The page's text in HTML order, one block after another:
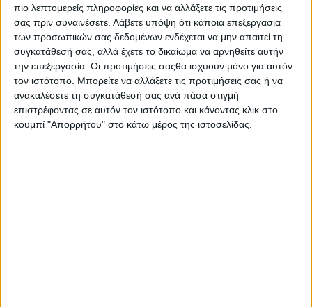
πιο λεπτομερείς πληροφορίες και να αλλάξετε τις προτιμήσεις
σας πριν συναινέσετε. Λάβετε υπόψη ότι κάποια επεξεργασία
των προσωπικών σας δεδομένων ενδέχεται να μην απαιτεί τη
συγκατάθεσή σας, αλλά έχετε το δικαίωμα να αρνηθείτε αυτήν
την επεξεργασία. Οι προτιμήσεις σαςθα ισχύουν μόνο για αυτόν
τον ιστότοπο. Μπορείτε να αλλάξετε τις προτιμήσεις σας ή να
ανακαλέσετε τη συγκατάθεσή σας ανά πάσα στιγμή
επιστρέφοντας σε αυτόν τον ιστότοπο και κάνοντας κλικ στο
κουμπί "Απορρήτου" στο κάτω μέρος της ιστοσελίδας.
σε συζητήσεις με ξένες εταιρείες. Παράλληλα, τους δίνεται
η δυνατότητα να διαμορφώσουν μια συνολική εικόνα για
τον κλάδο, τα προϊόντα διαφόρων χωρών και τον διεθνή
ανταγωνισμό, καθώς και να δικτυωθούν με δυνητικούς
εταίρους και συνεργάτες στην γερμανική και σε άλλες
ξένες αγορές.
ΣΧΕΤΙΚΑ TAGS 2024 Fruit Logistica